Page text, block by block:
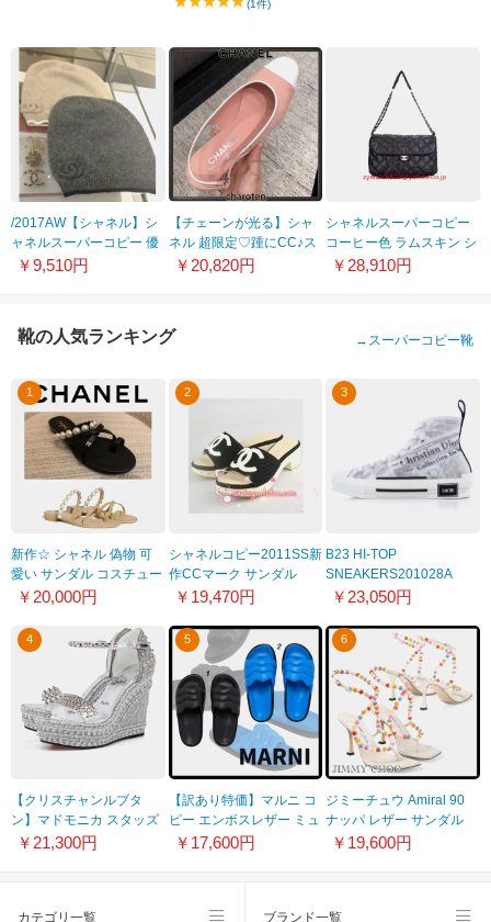
(1件)
/2017AW【シャネル】シ
ャネルスーパーコピー 優
しいカラーカシミアニッ
￥9,510円
【チェーンが光る】シャ
ネル 超限定♡踵にCC♪ス
リングバッグ偽物
￥20,820円
シャネルスーパーコピー
コーヒー色 ラムスキン シ
ョルダーバッグ キルティ
￥28,910円
靴の人気ランキング → スーパーコピー靴
1
新作☆ シャネル 偽物 可
愛い サンダル コスチュー
ムパール G37274
￥20,000円
2
シャネルコピー2011SS新
作CCマーク サンダル
CH357
￥19,470円
3
B23 HI-TOP
SNEAKERS201028A
￥23,050円
4
【クリスチャンルブタ
ン】マドモニカ スタッズ
付きサンダル コピー
￥21,300円
5
【訳あり特価】マルニ コ
ピー エンボスレザー ミュ
ール サンダル 2色
￥17,600円
6
ジミーチュウ Amiral 90
ナッパ レザー サンダル
偽物 ビーズ ラフィア
￥19,600円
カテゴリ一覧 ブランド一覧